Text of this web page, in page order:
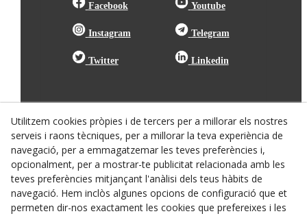
Facebook
Instagram
Twitter
Youtube
Telegram
Linkedin
Utilitzem cookies pròpies i de tercers per a millorar els nostres
serveis i raons tècniques, per a millorar la teva experiència de
navegació, per a emmagatzemar les teves preferències i,
opcionalment, per a mostrar-te publicitat relacionada amb les
teves preferències mitjançant l'anàlisi dels teus hàbits de
navegació. Hem inclòs algunes opcions de configuració que et
permeten dir-nos exactament les cookies que prefereixes i les